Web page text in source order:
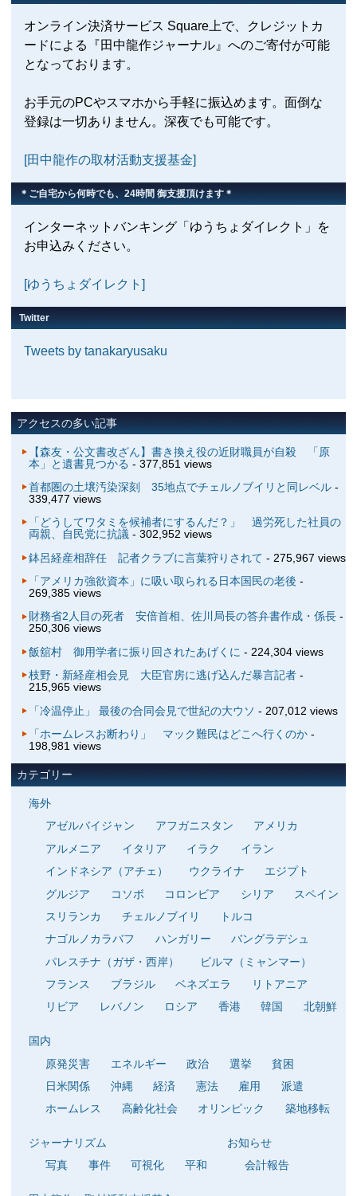
オンライン決済サービス Square上で、クレジットカ
ードによる『田中龍作ジャーナル』へのご寄付が可能
となっております。
お手元のPCやスマホから手軽に振込めます。面倒な
登録は一切ありません。深夜でも可能です。
[田中龍作の取材活動支援基金]
＊ご自宅から何時でも、24時間 御支援頂けます＊
インターネットバンキング「ゆうちょダイレクト」を
お申込みください。
[ゆうちょダイレクト]
Twitter
Tweets by tanakaryusaku
アクセスの多い記事
【森友・公文書改ざん】書き換え役の近財職員が自殺 「原
本」と遺書見つかる - 377,851 views
首都圏の土壌汚染深刻 35地点でチェルノブイリと同レベル-
339,477 views
「どうしてワタミを候補者にするんだ？」 過労死した社員の
両親、自民党に抗議- 302,952 views
鉢呂経産相辞任 記者クラブに言葉狩りされて - 275,967 views
「アメリカ強欲資本」に吸い取られる日本国民の老後 -
269,385 views
財務省2人目の死者 安倍首相、佐川局長の答弁書作成・係長-
250,306 views
飯舘村 御用学者に振り回されたあげくに - 224,304 views
枝野・新経産相会見 大臣官房に逃げ込んだ暴言記者-
215,965 views
「冷温停止」 最後の合同会見で世紀の大ウソ - 207,012 views
「ホームレスお断わり」 マック難民はどこへ行くのか-
198,981 views
カテゴリー
海外
アゼルバイジャン
アフガニスタン
アメリカ
アルメニア
イタリア イラク
イラン
インドネシア（アチェ）
ウクライナ
エジプト
グルジア
コソボ コロンビア シリア
スペイン
スリランカ
チェルノブイリ
トルコ
ナゴルノカラバフ
ハンガリー
バングラデシュ
パレスチナ（ガザ・西岸）
ビルマ（ミャンマー）
フランス
ブラジル ベネズエラ
リトアニア
リビア
レバノン ロシア 香港 韓国 北朝鮮
国内
原発災害
エネルギー 政治 選挙
貧困
日米関係
沖縄 経済 憲法 雇用
派遣
ホームレス
高齢化社会 オリンピック 築地移転
ジャーナリズム
写真
事件 可視化 平和
お知らせ
会計報告